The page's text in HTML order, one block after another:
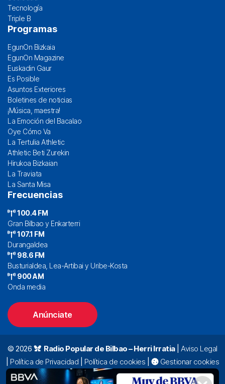
Tecnología
Triple B
Programas
EgunOn Bizkaia
EgunOn Magazine
Euskadin Gaur
Es Posible
Asuntos Exteriores
Boletines de noticias
¡Música, maestra!
La Emoción del Bacalao
Oye Cómo Va
La Tertulia Athletic
Athletic Beti Zurekin
Hirukoa Bizkaian
La Traviata
La Santa Misa
Frecuencias
100.4 FM
Gran Bilbao y Enkarterri
107.1 FM
Durangaldea
98.6 FM
Busturialdea, Lea-Artibai y Uribe-Kosta
900 AM
Onda media
Anúnciate
© 2026 Radio Popular de Bilbao – Herri Irratia| Aviso Legal
Política de Privacidad Política de cookies
Gestionar cookies
Alda. Mazarredo, 47 – 7º 48009 Bilbao |
94 423 92 00|